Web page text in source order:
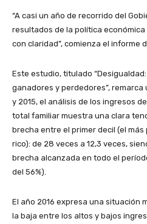
“A casi un año de recorrido del
resultados de la política
con claridad”, comienza el informe
Este estudio, titulado
ganadores y perdedores”, remarca
y 2015, el análisis de los ingresos
total familiar muestra una clara
brecha entre el primer decil (el más
rico): de 28 veces a 12,3 veces,
brecha alcanzada en todo el
del 56%).
El año 2016 expresa una situación
la baja entre los altos y bajos